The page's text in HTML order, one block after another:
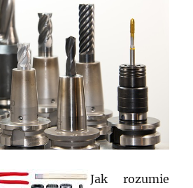
Jak rozumie